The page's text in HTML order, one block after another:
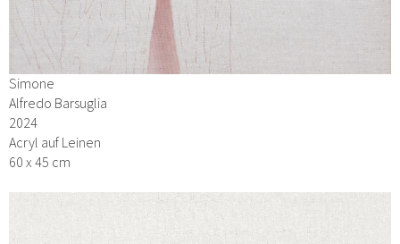
Simone
Alfredo Barsuglia
2024
Acryl auf Leinen
60 x 45 cm